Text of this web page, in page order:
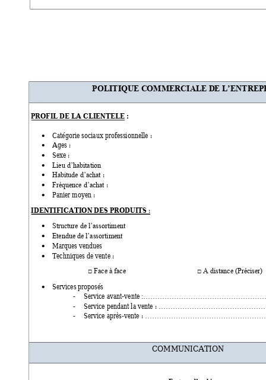
POLITIQUE COMMERCIALE DE L’ENTREP
PROFIL DE LA CLIENTELE :
 Catégorie sociaux professionnelle :
 Ages :
 Sexe :
 Lieu d’habitation
 Habitude d’achat :
 Fréquence d’achat :
 Panier moyen :
IDENTIFICATION DES PRODUITS :
 Structure de l’assortiment
 Etendue de l’assortiment
 Marques vendues
 Techniques de vente :
□ Face à face                                        □ A distance (Préciser)
 Services proposés
- Service avant-vente
- Service pendant la vente :
- Service après-vente :
COMMUNICATION